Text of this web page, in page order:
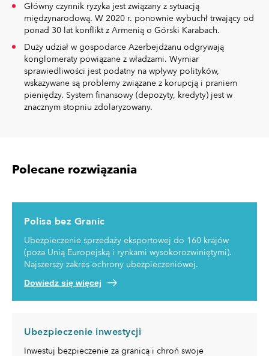
Główny czynnik ryzyka jest związany z sytuacją
międzynarodową. W 2020 r. ponownie wybuchł trwający od
ponad 30 lat konflikt z Armenią o Górski Karabach.
Duży udział w gospodarce Azerbejdżanu odgrywają
konglomeraty powiązane z władzami. Wymiar
sprawiedliwości jest podatny na wpływy polityków,
wskazywane są problemy związane z korupcją i praniem
pieniędzy. System finansowy (depozyty, kredyty) jest w
znacznym stopniu zdolaryzowany.
Polecane rozwiązania
Polisa bez Granic
Ubezpieczenie sprzedaży eksportowej do 160 krajów
(poza Unią Europejską i rynkami wysokorozwiniętymi).
Najszerszy zakres ochrony ubezpieczeniowej.
Dowiedz się więcej
Ubezpieczenie inwestycji
Inwestuj bezpieczenie za granicą i chroń swoje